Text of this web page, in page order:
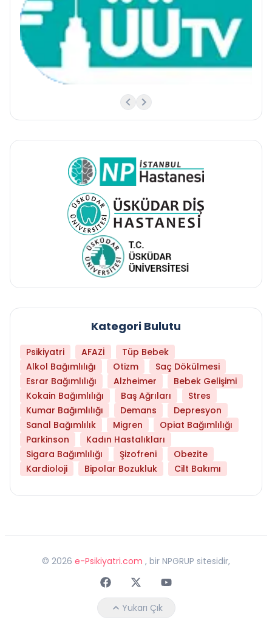
Kategori Bulutu
Psikiyatri AFAZİ
Tüp Bebek
Alkol Bağımlılığı
Otizm
Saç Dökülmesi
Esrar Bağımlılığı
Alzheimer
Bebek Gelişimi
Kokain Bağımlılığı
Baş Ağrıları
Stres
Kumar Bağımlılığı
Demans
Depresyon
Sanal Bağımlılık
Migren
Opiat Bağımlılığı
Parkinson
Kadın Hastalıkları
Sigara Bağımlılığı
Şizofreni
Obezite
Kardioloji
Bipolar Bozukluk Cilt Bakımı
© 2026 e-Psikiyatri.com , bir NPGRUP sitesidir,
FaceebokTwitterYoutube
Yukarı Çık